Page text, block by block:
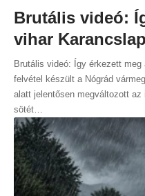
Brutális videó:
vihar
Brutális videó: Így érkezett
felvétel készült a Nógrád
alatt jelentősen megváltozott
sötét…